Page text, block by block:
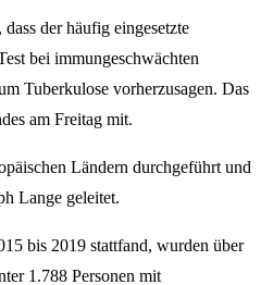
der häufig eingesetzte
bei immungeschwächten
Tuberkulose vorherzusagen. Das
am Freitag mit.
Ländern durchgeführt und
Lange geleitet.
bis 2019 stattfand, wurden über
1.788 Personen mit